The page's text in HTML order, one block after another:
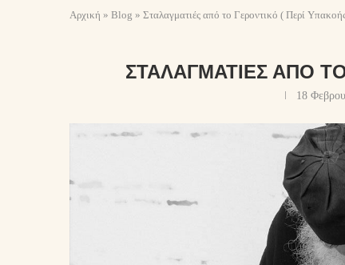
Αρχική » Blog » Σταλαγματιές από το Γεροντικό ( Περί
ΣΤΑΛΑΓΜΑΤΙΈΣ ΑΠΌ
18